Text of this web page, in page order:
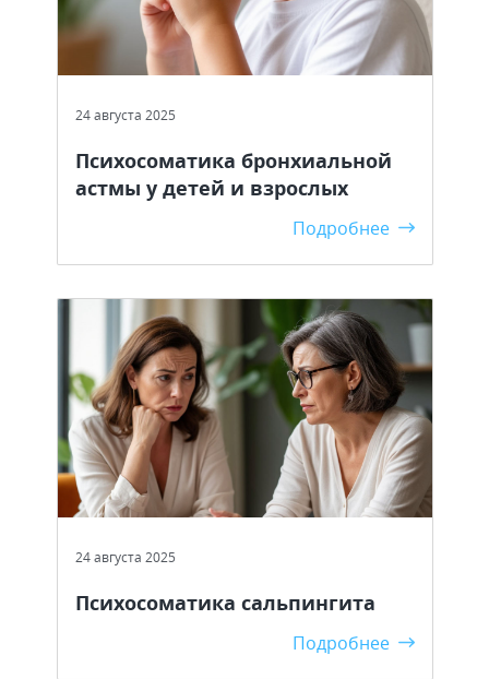
24 августа 2025
Психосоматика бронхиальной
астмы у детей и взрослых
Подробнее
24 августа 2025
Психосоматика сальпингита
Подробнее